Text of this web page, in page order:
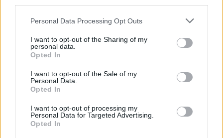
Personal Data Processing Opt Outs
I want to opt-out of the Sharing of my
personal data.
Opted In
I want to opt-out of the Sale of my
Personal Data.
Opted In
I want to opt-out of processing my
Personal Data for Targeted Advertising.
Opted In
Rozrywka
25 lutego 2025, 14:29
Wejściówki na "TzG" wyprzedały się
na pniu, ale Polsat wymyślił bilety...
na próby. Znamy ceny